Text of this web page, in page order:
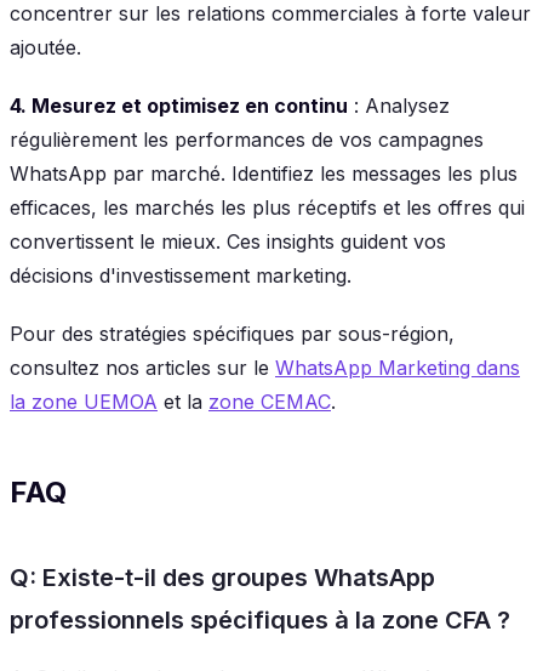
concentrer sur les relations commerciales à forte valeur
ajoutée.
4. Mesurez et optimisez en continu : Analysez
régulièrement les performances de vos campagnes
WhatsApp par marché. Identifiez les messages les plus
efficaces, les marchés les plus réceptifs et les offres qui
convertissent le mieux. Ces insights guident vos
décisions d'investissement marketing.
Pour des stratégies spécifiques par sous-région,
consultez nos articles sur le WhatsApp Marketing dans
la zone UEMOA et la zone CEMAC.
FAQ
Q: Existe-t-il des groupes WhatsApp
professionnels spécifiques à la zone CFA ?